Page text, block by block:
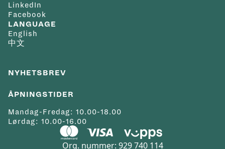
LinkedIn
Facebook
LANGUAGE
English
中文
NYHETSBREV
ÅPNINGSTIDER
Mandag-Fredag: 10.00-18.00
Lørdag: 10.00-16.00
Org. nummer: 929 740 114